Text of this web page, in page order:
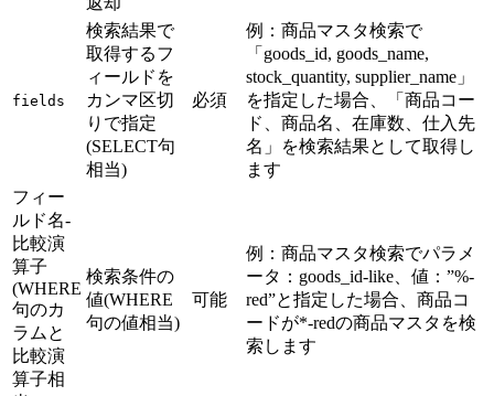
fields
検索結果で
取得するフ
ィールドを
カンマ区切
りで指定
(SELECT句
相当)
必須
例：商品マスタ検索で
「goods_id, goods_name,
stock_quantity, supplier_name」
を指定した場合、「商品コー
ド、商品名、在庫数、仕入先
名」を検索結果として取得し
ます
フィー
ルド名-
比較演
算子
(WHERE
句のカ
ラムと
比較演
算子相
検索条件の
値(WHERE
句の値相当)
可能
例：商品マスタ検索でパラメ
ータ：goods_id-like、値：”%-
red”と指定した場合、商品コ
ードが*-redの商品マスタを検
索します